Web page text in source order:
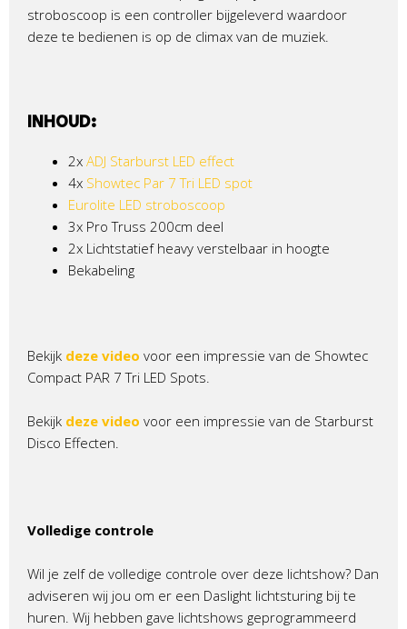
stroboscoop is een controller bijgeleverd waardoor
deze te bedienen is op de climax van de muziek.
INHOUD:
2x ADJ Starburst LED effect
4x Showtec Par 7 Tri LED spot
Eurolite LED stroboscoop
3x Pro Truss 200cm deel
2x Lichtstatief heavy verstelbaar in hoogte
Bekabeling
Bekijk deze video voor een impressie van de Showtec
Compact PAR 7 Tri LED Spots.
Bekijk deze video voor een impressie van de Starburst
Disco Effecten.
Volledige controle
Wil je zelf de volledige controle over deze lichtshow? Dan
adviseren wij jou om er een Daslight lichtsturing bij te
huren. Wij hebben gave lichtshows geprogrammeerd